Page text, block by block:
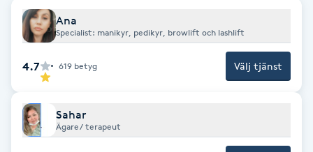
Herrklippning
HIFU
Hollywood Peel
Hot Stone Massage
Ana
Specialist: manikyr, pedikyr, browlift och lashlift
4.7 619 betyg Välj tjänst
Sahar
Ägare/ terapeut